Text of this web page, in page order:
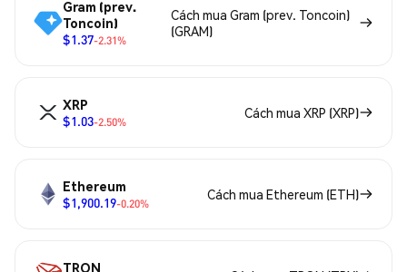
Gram (prev.
Toncoin)
$1.37-2.31%
Cách mua Gram (prev. Toncoin)
(GRAM)
XRP
$1.03-2.50%
Cách mua XRP (XRP)
Ethereum
$1,900.19-0.20%
Cách mua Ethereum (ETH)
TRON